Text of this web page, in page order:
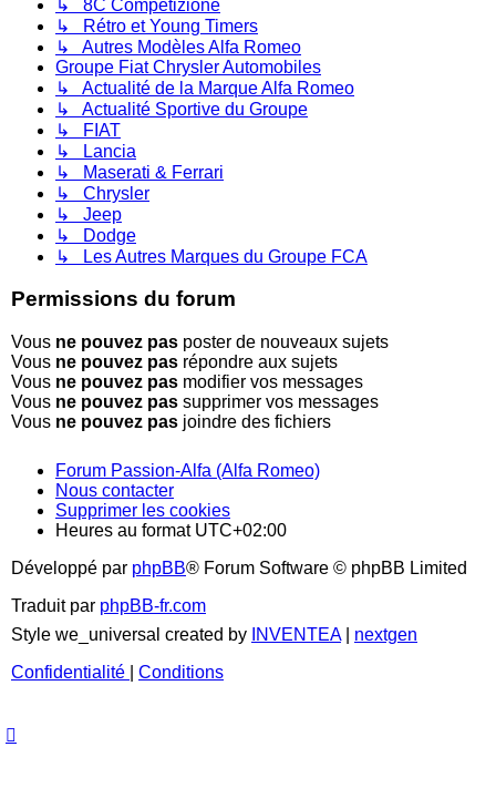
↳ 8C Competizione
↳ Rétro et Young Timers
↳ Autres Modèles Alfa Romeo
Groupe Fiat Chrysler Automobiles
↳ Actualité de la Marque Alfa Romeo
↳ Actualité Sportive du Groupe
↳ FIAT
↳ Lancia
↳ Maserati & Ferrari
↳ Chrysler
↳ Jeep
↳ Dodge
↳ Les Autres Marques du Groupe FCA
Permissions du forum
Vous ne pouvez pas poster de nouveaux sujets
Vous ne pouvez pas répondre aux sujets
Vous ne pouvez pas modifier vos messages
Vous ne pouvez pas supprimer vos messages
Vous ne pouvez pas joindre des fichiers
Forum Passion-Alfa (Alfa Romeo)
Nous contacter
Supprimer les cookies
Heures au format UTC+02:00
Développé par phpBB® Forum Software © phpBB Limited
Traduit par phpBB-fr.com
Style we_universal created by INVENTEA| nextgen
Confidentialité
Conditions